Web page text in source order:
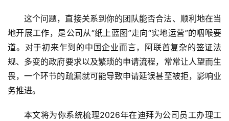
这个问题，直接关系到你的团队能否合法、顺利地在当
地开展工作，是公司从“纸上蓝图”走向“实地运营”的咽喉要
道。对于初来乍到的中国企业而言，阿联酋复杂的签证法
规、多变的政府要求以及繁琐的申请流程，常常让人望而生
畏，一个环节的疏漏就可能导致申请延误甚至被拒，影响业
务推进。
本文将为你系统梳理2026年在迪拜为公司员工办理工